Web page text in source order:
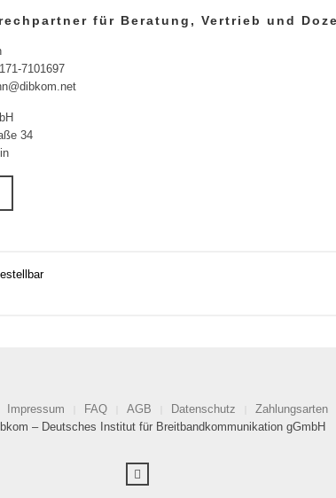
für Beratung, Vertrieb und
7101697
34
Impressum FAQ AGB Datenschutz
Zahlungsarten
– Deutsches Institut für Breitbandkommunikation gGmbH